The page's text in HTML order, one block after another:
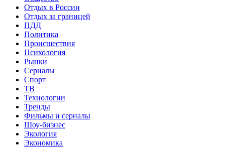
Отдых в России
Отдых за границей
ПДД
Политика
Происшествия
Психология
Рынки
Сериалы
Спорт
ТВ
Технологии
Тренды
Фильмы и сериалы
Шоу-бизнес
Экология
Экономика